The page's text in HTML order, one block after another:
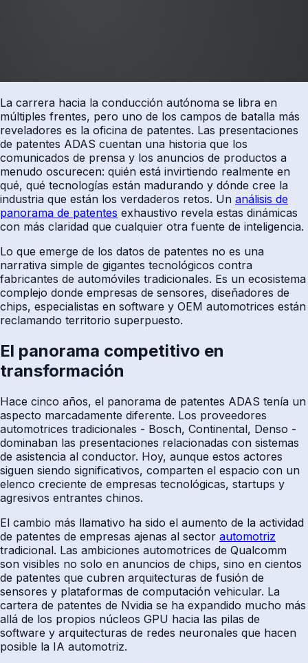
La carrera hacia la conducción autónoma se libra en
múltiples frentes, pero uno de los campos de batalla más
reveladores es la oficina de patentes. Las presentaciones
de patentes ADAS cuentan una historia que los
comunicados de prensa y los anuncios de productos a
menudo oscurecen: quién está invirtiendo realmente en
qué, qué tecnologías están madurando y dónde cree la
industria que están los verdaderos retos. Un análisis de
panorama de patentes exhaustivo revela estas dinámicas
con más claridad que cualquier otra fuente de inteligencia.
Lo que emerge de los datos de patentes no es una
narrativa simple de gigantes tecnológicos contra
fabricantes de automóviles tradicionales. Es un ecosistema
complejo donde empresas de sensores, diseñadores de
chips, especialistas en software y OEM automotrices están
reclamando territorio superpuesto.
El panorama competitivo en
transformación
Hace cinco años, el panorama de patentes ADAS tenía un
aspecto marcadamente diferente. Los proveedores
automotrices tradicionales - Bosch, Continental, Denso -
dominaban las presentaciones relacionadas con sistemas
de asistencia al conductor. Hoy, aunque estos actores
siguen siendo significativos, comparten el espacio con un
elenco creciente de empresas tecnológicas, startups y
agresivos entrantes chinos.
El cambio más llamativo ha sido el aumento de la actividad
de patentes de empresas ajenas al sector automotriz
tradicional. Las ambiciones automotrices de Qualcomm
son visibles no solo en anuncios de chips, sino en cientos
de patentes que cubren arquitecturas de fusión de
sensores y plataformas de computación vehicular. La
cartera de patentes de Nvidia se ha expandido mucho más
allá de los propios núcleos GPU hacia las pilas de
software y arquitecturas de redes neuronales que hacen
posible la IA automotriz.